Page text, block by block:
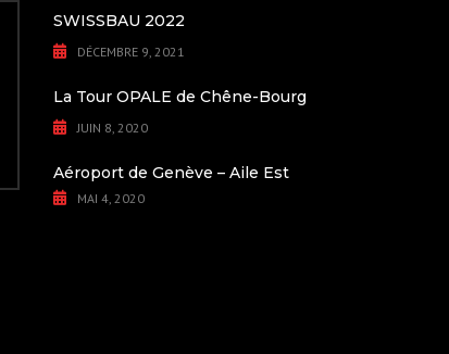
SWISSBAU 2022
DÉCEMBRE 9, 2021
La Tour OPALE de Chêne-Bourg
JUIN 8, 2020
Aéroport de Genève – Aile Est
MAI 4, 2020